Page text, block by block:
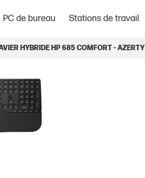
PC de bureau Stations de travail
HYBRIDE HP 685 COMFORT - AZERTY